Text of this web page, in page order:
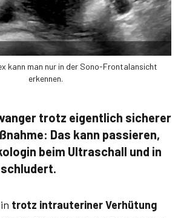
kann man nur in der Sono-Frontalansicht
erkennen.
trotz eigentlich sicherer
Das kann passieren,
beim Ultraschall und in
trotz intrauteriner Verhütung